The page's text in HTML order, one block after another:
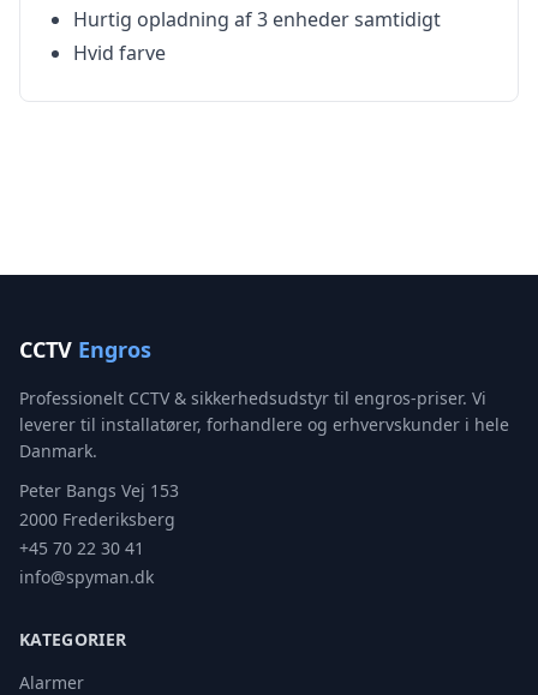
Hurtig opladning af 3 enheder samtidigt
Hvid farve
CCTV Engros
Professionelt CCTV & sikkerhedsudstyr til engros-priser. Vi
leverer til installatører, forhandlere og erhvervskunder i hele
Danmark.
Peter Bangs Vej 153
2000 Frederiksberg
+45 70 22 30 41
info@spyman.dk
KATEGORIER
Alarmer